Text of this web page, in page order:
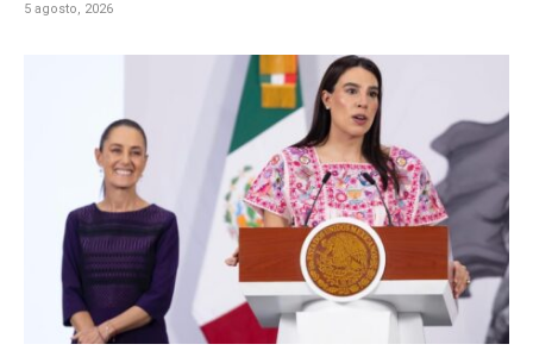
5 agosto, 2026